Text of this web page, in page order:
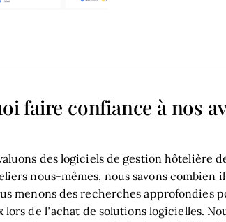
faire confiance à nos
des logiciels de gestion hôtelière
nous-mêmes, nous savons
menons des recherches approfondies
de l’achat de solutions logicielles.